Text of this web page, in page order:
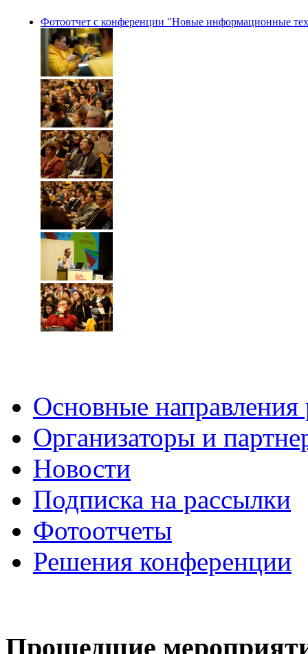
Фотоотчет с конференции "Новые информационные
Основные направления
Организаторы и
Новости
Подписка на рассылки
Фотоотчеты
Решения конференции
Прошедшие